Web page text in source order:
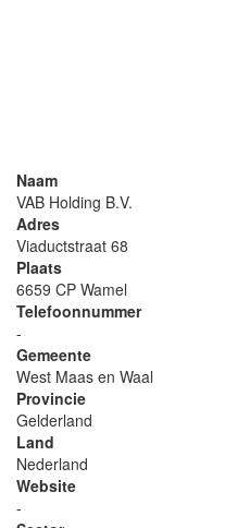
Naam
VAB Holding B.V.
Adres
Viaductstraat 68
Plaats
6659 CP Wamel
Telefoonnummer
-
Gemeente
West Maas en Waal
Provincie
Gelderland
Land
Nederland
Website
-